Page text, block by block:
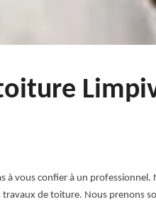
à vous confier à un
de toiture. Nous prenons